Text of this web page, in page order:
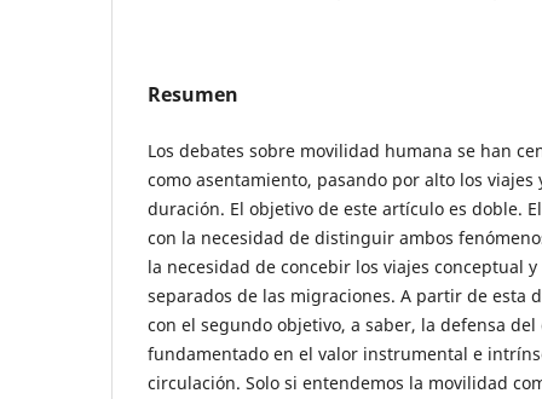
Resumen
Los debates sobre movilidad humana se han
como asentamiento, pasando por alto los viajes
duración. El objetivo de este artículo es doble.
con la necesidad de distinguir ambos
la necesidad de concebir los viajes conceptual
separados de las migraciones. A partir de esta
con el segundo objetivo, a saber, la defensa del
fundamentado en el valor instrumental e
circulación. Solo si entendemos la movilidad